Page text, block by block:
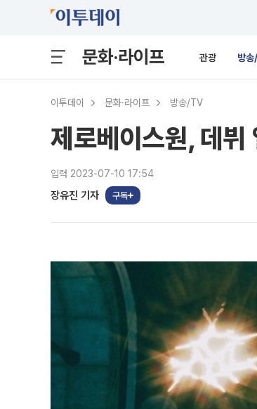
문화·라이프 관광 방
이투데이 문화·라이프 방송/TV
제로베이스원, 데
입력 2023-07-10 17:54
장유진 기자 구독